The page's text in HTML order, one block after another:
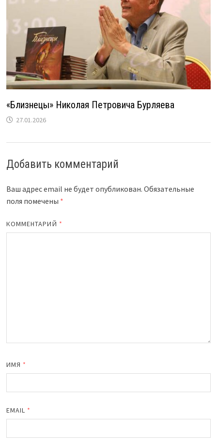
«Близнецы» Николая Петровича Бурляева
27.01.2026
Добавить комментарий
Ваш адрес email не будет опубликован. Обязательные
поля помечены *
КОММЕНТАРИЙ *
ИМЯ *
EMAIL *